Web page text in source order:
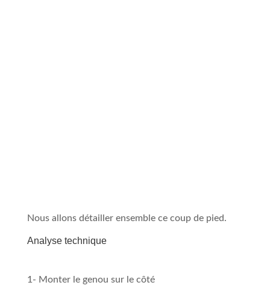
Nous allons détailler ensemble ce coup de pied.
Analyse technique
1- Monter le genou sur le côté